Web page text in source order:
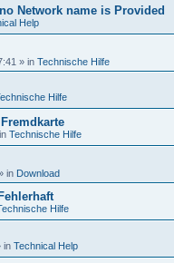
Network name is Provided
Help
» in Technische Hilfe
Hilfe
Technische Hilfe
in Download
Hilfe
in Technical Help